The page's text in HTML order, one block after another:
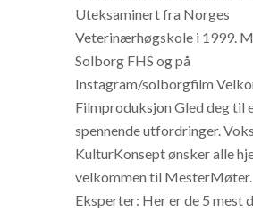
Uteksaminert fra Norges
Veterinærhøgskole i 1999.
Solborg FHS og på
Instagram/solborgfilm
Filmproduksjon Gled deg til
spennende utfordringer.
KulturKonsept ønsker alle
velkommen til
Eksperter: Her er de 5 mest